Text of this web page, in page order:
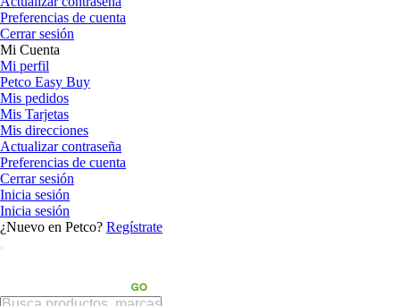
Preferencias de cuenta
Cerrar sesión
Mi Cuenta
Mi perfil
Petco Easy Buy
Mis pedidos
Mis Tarjetas
Mis direcciones
Actualizar contraseña
Preferencias de cuenta
Cerrar sesión
Inicia sesión
Inicia sesión
¿Nuevo en Petco? Regístrate